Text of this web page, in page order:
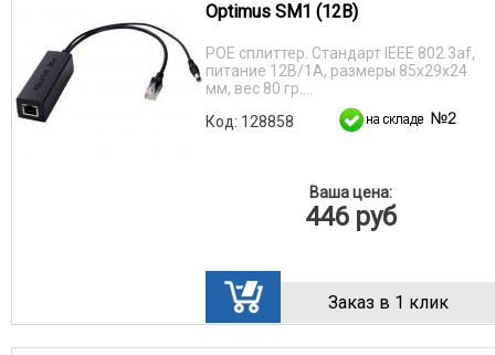
Optimus SM1 (12B)
POE сплиттер. Стандарт IEEE 802.3af,
питание 12В/1А, размеры 85х29х24
мм, вес 80 гр....
Код: 128858
Ваша цена:
446 руб
Заказ в 1 клик